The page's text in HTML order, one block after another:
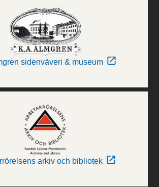
sidenväveri & museum
arkiv och bibliotek